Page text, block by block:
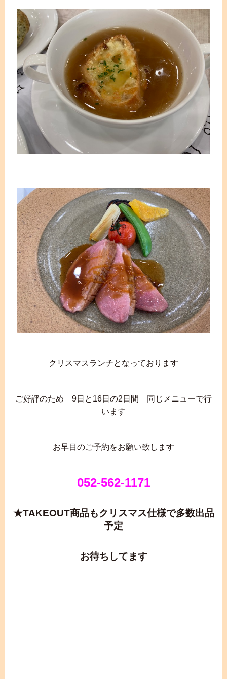
クリスマスランチとなっております
ご好評のため 9日と16日の2日間 同じメニューで行
います
お早目のご予約をお願い致します
052-562-1171
★TAKEOUT商品もクリスマス仕様で多数出品
予定
お待ちしてます